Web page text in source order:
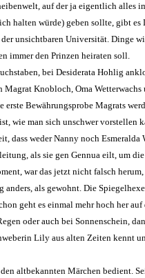
auf der ja eigentlich alles
halten würde) geben sollte, gibt
unsichtbaren Universität. Dinge
immer den Prinzen heiraten soll.
bei Desiderata Hohlig
Knobloch, Oma
Bewährungsprobe Magrats
wie man sich unschwer vorstellen
dass weder Nanny noch Esmeralda
als sie gen Gennua eilt, um
war das jetzt nicht falsch
als gewohnt. Die
geht es einmal mehr hoch her
oder auch bei Sonnenschein,
Lily aus alten Zeiten kennt
altbekannten Märchen bedient.